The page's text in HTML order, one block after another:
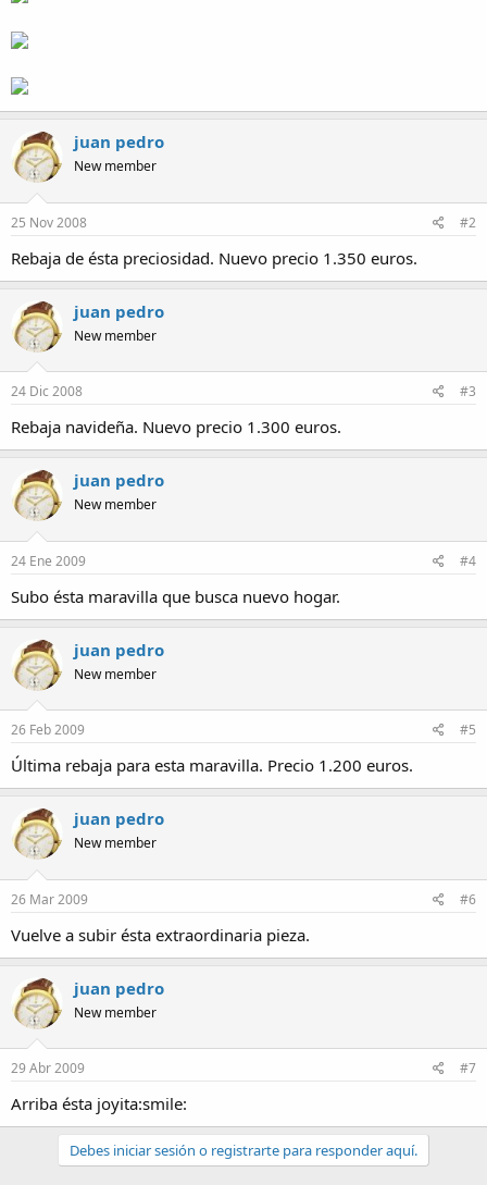
juan pedro
New member
25 Nov 2008 #2
Rebaja de ésta preciosidad. Nuevo precio 1.350 euros.
juan pedro
New member
24 Dic 2008 #3
Rebaja navideña. Nuevo precio 1.300 euros.
juan pedro
New member
24 Ene 2009 #4
Subo ésta maravilla que busca nuevo hogar.
juan pedro
New member
26 Feb 2009 #5
Última rebaja para esta maravilla. Precio 1.200 euros.
juan pedro
New member
26 Mar 2009 #6
Vuelve a subir ésta extraordinaria pieza.
juan pedro
New member
29 Abr 2009 #7
Arriba ésta joyita:smile:
Debes iniciar sesión o registrarte para responder aquí.